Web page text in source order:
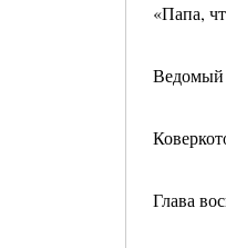
«Папа,
Ведомый
Глава